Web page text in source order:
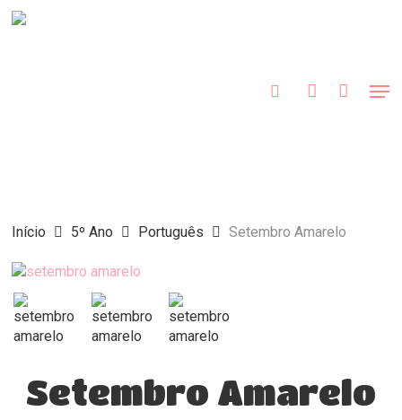
Skip
Início 5º Ano Português Setembro Amarelo
Setembro Amarelo